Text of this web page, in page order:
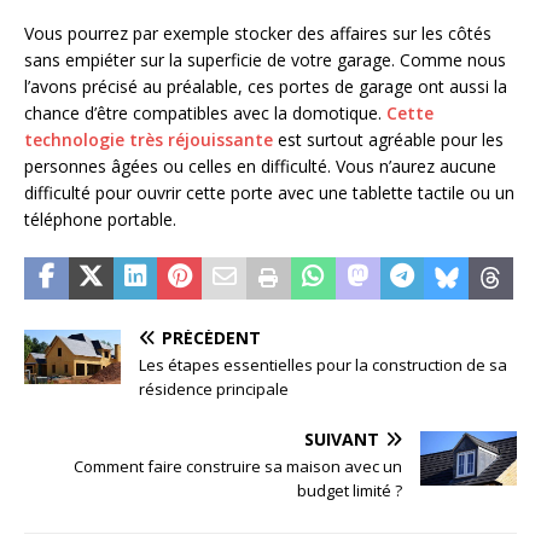
Vous pourrez par exemple stocker des affaires sur les côtés
sans empiéter sur la superficie de votre garage. Comme nous
l’avons précisé au préalable, ces portes de garage ont aussi la
chance d’être compatibles avec la domotique. Cette
technologie très réjouissante est surtout agréable pour les
personnes âgées ou celles en difficulté. Vous n’aurez aucune
difficulté pour ouvrir cette porte avec une tablette tactile ou un
téléphone portable.
PRÉCÉDENT
Les étapes essentielles pour la construction de sa
résidence principale
SUIVANT
Comment faire construire sa maison avec un
budget limité ?